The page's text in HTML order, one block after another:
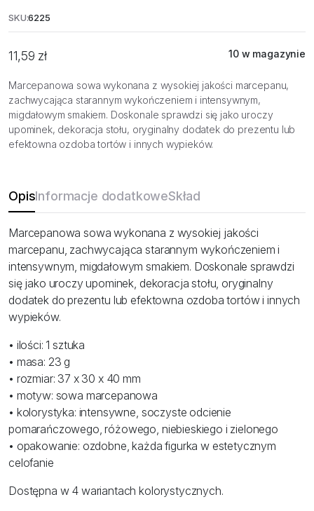
SKU:6225
11,59 zł 10 w magazynie
Marcepanowa sowa wykonana z wysokiej jakości marcepanu,
zachwycająca starannym wykończeniem i intensywnym,
migdałowym smakiem. Doskonale sprawdzi się jako uroczy
upominek, dekoracja stołu, oryginalny dodatek do prezentu lub
efektowna ozdoba tortów i innych wypieków.
OpisInformacje dodatkoweSkład
Marcepanowa sowa wykonana z wysokiej jakości
marcepanu, zachwycająca starannym wykończeniem i
intensywnym, migdałowym smakiem. Doskonale sprawdzi
się jako uroczy upominek, dekoracja stołu, oryginalny
dodatek do prezentu lub efektowna ozdoba tortów i innych
wypieków.
• ilości: 1 sztuka
• masa: 23 g
• rozmiar: 37 x 30 x 40 mm
• motyw: sowa marcepanowa
• kolorystyka: intensywne, soczyste odcienie
pomarańczowego, różowego, niebieskiego i zielonego
• opakowanie: ozdobne, każda figurka w estetycznym
celofanie
Dostępna w 4 wariantach kolorystycznych.